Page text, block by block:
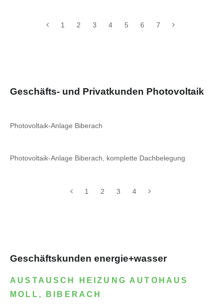
1 2 3 4 5 6 7
Geschäfts- und Privatkunden Photovoltaik
Photovoltaik-Anlage Biberach
Photovoltaik-Anlage Biberach, komplette Dachbelegung
1 2 3 4
Geschäftskunden energie+wasser
AUSTAUSCH HEIZUNG AUTOHAUS
MOLL, BIBERACH